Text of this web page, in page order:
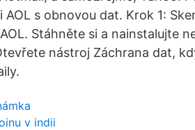
AOL s obnovou dat. Krok 1:
Stáhněte si a nainstalujte
nástroj Záchrana dat,
v indii